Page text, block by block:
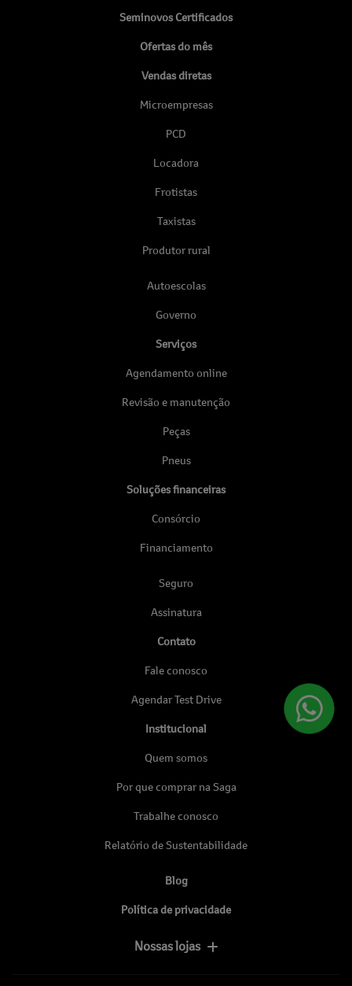
Seminovos Certificados
Ofertas do mês
Vendas diretas
Microempresas
PCD
Locadora
Frotistas
Taxistas
Produtor rural
Autoescolas
Governo
Serviços
Agendamento online
Revisão e manutenção
Peças
Pneus
Soluções financeiras
Consórcio
Financiamento
Seguro
Assinatura
Contato
Fale conosco
Agendar Test Drive
Institucional
Quem somos
Por que comprar na Saga
Trabalhe conosco
Relatório de Sustentabilidade
Blog
Política de privacidade
Nossas lojas